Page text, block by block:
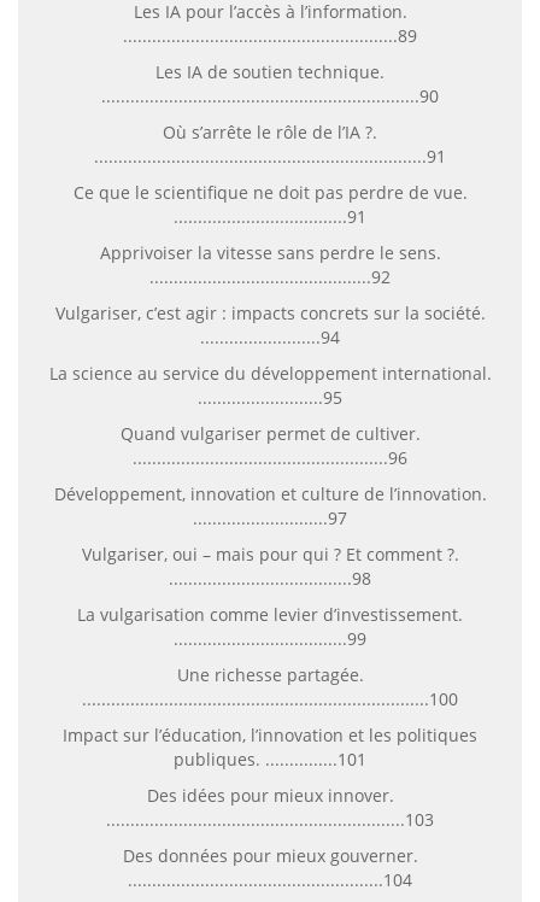
Les IA pour l’accès à l’information.
.........................................................89
Les IA de soutien technique.
..................................................................90
Où s’arrête le rôle de l’IA ?.
.....................................................................91
Ce que le scientifique ne doit pas perdre de vue.
....................................91
Apprivoiser la vitesse sans perdre le sens.
..............................................92
Vulgariser, c’est agir : impacts concrets sur la société.
.........................94
La science au service du développement international.
..........................95
Quand vulgariser permet de cultiver.
.....................................................96
Développement, innovation et culture de l’innovation.
............................97
Vulgariser, oui – mais pour qui ? Et comment ?.
......................................98
La vulgarisation comme levier d’investissement.
....................................99
Une richesse partagée.
........................................................................100
Impact sur l’éducation, l’innovation et les politiques
publiques. ...............101
Des idées pour mieux innover.
..............................................................103
Des données pour mieux gouverner.
.....................................................104